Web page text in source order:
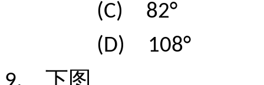
(C)
82°
(D)
108°
下图